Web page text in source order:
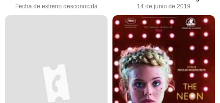
Fecha de estreno desconocida 14 de junio de 2019